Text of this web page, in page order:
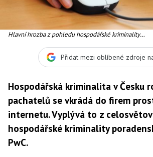
Hlavní hrozba z pohledu hospodářské kriminality
Přidat mezi oblíbené zdroje
Hospodářská kriminalita v Česku
pachatelů se vkrádá do firem
internetu. Vyplývá to z
hospodářské kriminality
PwC.